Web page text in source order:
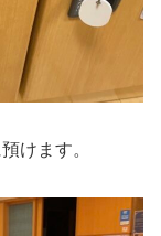
けます。